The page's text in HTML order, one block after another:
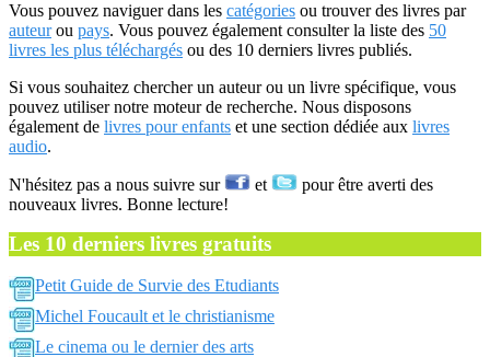
Vous pouvez naviguer dans les catégories ou trouver des livres par
auteurou pays. Vous pouvez également consulter la liste des 50
livres les plus téléchargés ou des 10 derniers livres publiés.
Si vous souhaitez chercher un auteur ou un livre spécifique, vous
pouvez utiliser notre moteur de recherche. Nous disposons
également de livres pour enfants et une section dédiée aux livres
audio.
N'hésitez pas a nous suivre sur et
pour être averti des
nouveaux livres. Bonne lecture!
Les 10 derniers livres gratuits
Petit Guide de Survie des Etudiants
Michel Foucault et le christianisme
Le cinema ou le dernier des arts